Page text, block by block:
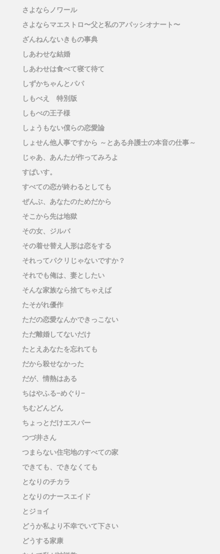
さよならノワール
さよならマエストロ〜父と私のアパッシオナート〜
ざんねんないきもの事典
しあわせな結婚
しあわせは食べて寝て待て
しずかちゃんとパパ
しもべえ 特別版
しもべの王子様
しょうもない僕らの恋愛論
しょせん他人事ですから ～とある弁護士の本音の仕事～
じゃあ、あんたが作ってみろよ
すぱいす。
すべての恋が終わるとしても
ぜんぶ、あなたのためだから
そこから先は地獄
その女、ジルバ
その着せ替え人形は恋をする
それってパクリじゃないですか？
それでも俺は、妻としたい
そんな家族なら捨てちゃえば
たそがれ優作
ただの恋愛なんかできっこない
ただ離婚してないだけ
たとえあなたを忘れても
だから殺せなかった
だが、情熱はある
ちはやふる−めぐり−
ちむどんどん
ちょっとだけエスパー
つづ井さん
つまらない住宅地のすべての家
できても、できなくても
となりのチカラ
となりのナースエイド
とジョイ
どうか私より不幸でいて下さい
どうする家康